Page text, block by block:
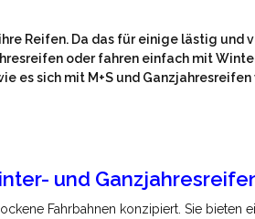
Reifen. Da das für einige lästig und
oder fahren einfach mit
es sich mit M+S und
und
Fahrbahnen konzipiert. Sie bieten